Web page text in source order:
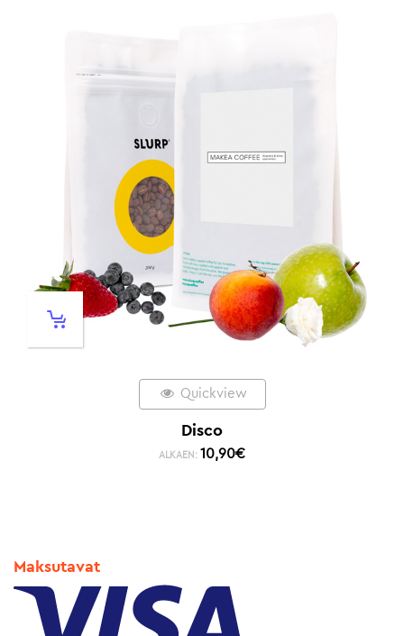
Quickview
Disco
ALKAEN: 10,90€
Maksutavat